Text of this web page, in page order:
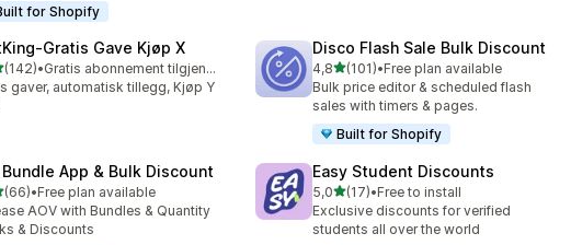
for Shopify
Gave Kjøp X
5 stjerner
(142)
142 omtaler
•
Gratis abonnement tilgjengelig
gaver, automatisk tillegg, Kjøp Y
Disco Flash Sale Bulk Discount
4,8av 5 stjerner
(101)
Totalt 101 omtaler
•Free plan available
Bulk price editor & scheduled flash
sales with timers & pages.
Built for Shopify
Bundle App & Bulk Discount
5 stjerner
(66)
66 omtaler
•Free plan available
AOV with Bundles & Quantity
& Discounts
Easy Student Discounts
5,0av 5 stjerner
(17)
Totalt 17 omtaler
•Free to install
Exclusive discounts for verified
students all over the world